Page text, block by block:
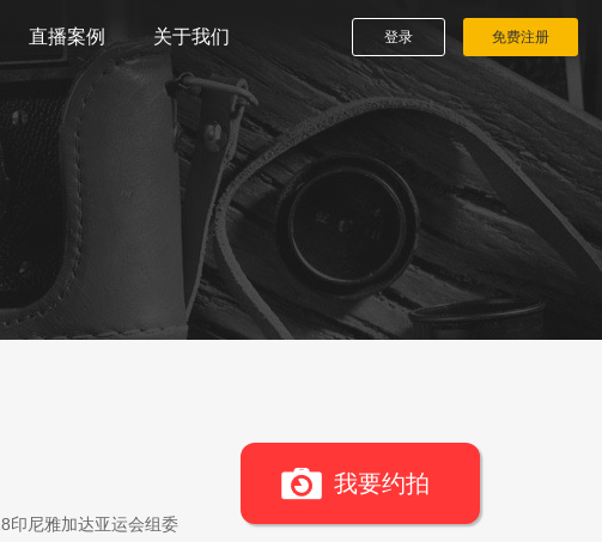
直播案例 关于我们 登录 免费注册
印尼雅加达亚运会组委
我要约拍